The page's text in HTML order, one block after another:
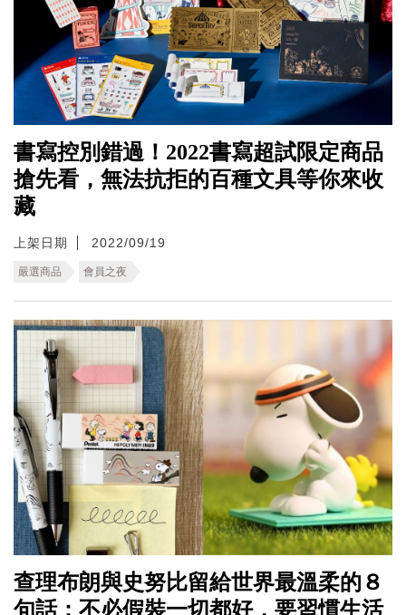
書寫控別錯過！2022書寫超試限定商品
搶先看，無法抗拒的百種文具等你來收
藏
上架日期 2022/09/19
嚴選商品 會員之夜
查理布朗與史努比留給世界最溫柔的８
句話：不必假裝一切都好，要習慣生活